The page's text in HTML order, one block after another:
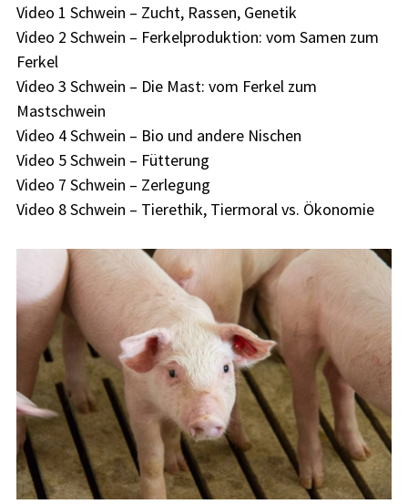
Video 1 Schwein – Zucht, Rassen, Genetik
Video 2 Schwein – Ferkelproduktion: vom Samen zum
Ferkel
Video 3 Schwein – Die Mast: vom Ferkel zum
Mastschwein
Video 4 Schwein – Bio und andere Nischen
Video 5 Schwein – Fütterung
Video 7 Schwein – Zerlegung
Video 8 Schwein – Tierethik, Tiermoral vs. Ökonomie